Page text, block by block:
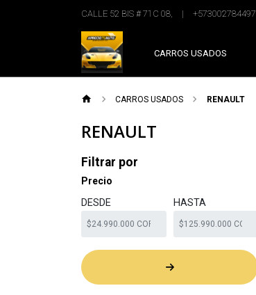
CALLE 52 BIS # 71C 08, | +573002784497
CARROS USADOS
CARROS USADOS RENAULT
RENAULT
Filtrar por
Precio
DESDE HASTA